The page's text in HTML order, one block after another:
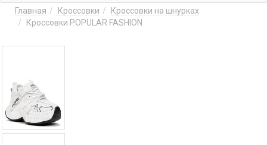
Главная Кроссовки
Кроссовки на шнурках
Кроссовки POPULAR FASHION